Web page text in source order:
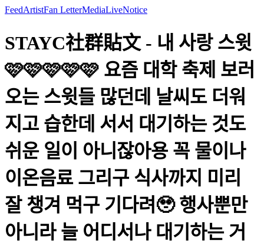
FeedArtistFan LetterMediaLiveNotice
STAYC社群貼文 - 내 사랑 스윗
🩷🩷🩷🩷🩷 요즘 대학 축제 보러
오는 스윗들 많던데 날씨도 더워
지고 습한데 서서 대기하는 것도
쉬운 일이 아니잖아용 꼭 물이나
이온음료 그리구 식사까지 미리
잘 챙겨 먹구 기다려🥹 행사뿐만
아니라 늘 어디서나 대기하는 거